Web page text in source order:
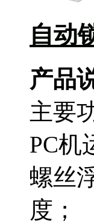
自动
产品
主要
PC机
螺丝
度；